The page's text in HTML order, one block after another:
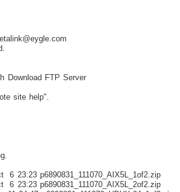
FTP Server
site help".
p6890831_111070_AIX5L_1of2.zip
p6890831_111070_AIX5L_2of2.zip